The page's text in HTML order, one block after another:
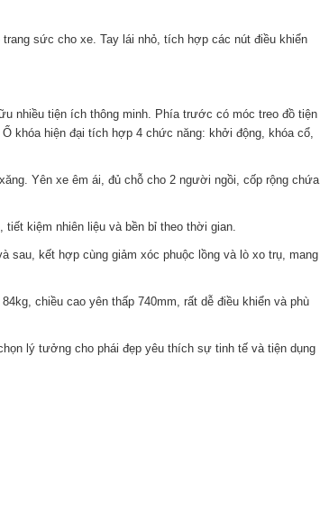
sức cho xe. Tay lái nhỏ, tích hợp các nút điều khiển
nhiều tiện ích thông minh. Phía trước có móc treo đồ tiện
khóa hiện đại tích hợp 4 chức năng: khởi động, khóa cổ,
Yên xe êm ái, đủ chỗ cho 2 người ngồi, cốp rộng chứa
kiệm nhiên liệu và bền bỉ theo thời gian.
sau, kết hợp cùng giảm xóc phuộc lồng và lò xo trụ, mang
chiều cao yên thấp 740mm, rất dễ điều khiển và phù
lý tưởng cho phái đẹp yêu thích sự tinh tế và tiện dụng